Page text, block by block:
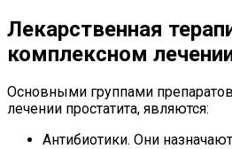
Лекарственная
комплексном
Основными группами
лечении простатита, являются:
Антибиотики. Они